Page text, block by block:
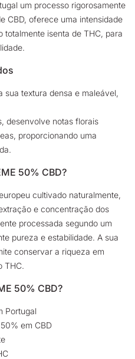
um processo rigorosamente
CBD, oferece uma intensidade
totalmente isenta de THC, para
sua textura densa e maleável,
desenvolve notas florais
proporcionando uma
50% CBD?
cultivado naturalmente,
e concentração dos
processada segundo um
pureza e estabilidade. A sua
conservar a riqueza em
THC.
50% CBD?
Portugal
em CBD